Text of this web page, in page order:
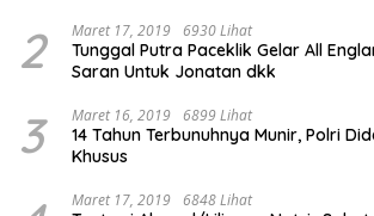
2 Maret 17, 2019 6930 Lihat
Tunggal Putra Paceklik Gelar All
Saran Untuk Jonatan dkk
3 Maret 16, 2019 6899 Lihat
14 Tahun Terbunuhnya Munir, Polri
Khusus
Maret 17, 2019 6848 Lihat